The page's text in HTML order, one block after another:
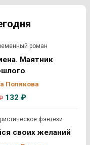
роман
Маятник
Полякова
132 ₽
фэнтези
своих желаний